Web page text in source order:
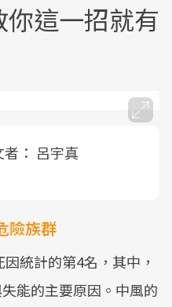
這一招就有
： 呂宇真
險族群
統計的第4名，其中，
能的主要原因。中風的